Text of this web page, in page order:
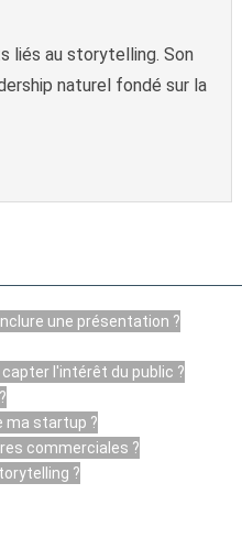
liés au storytelling. Son
naturel fondé sur la
une présentation ?
l'intérêt du public ?
ma startup ?
commerciales ?
?